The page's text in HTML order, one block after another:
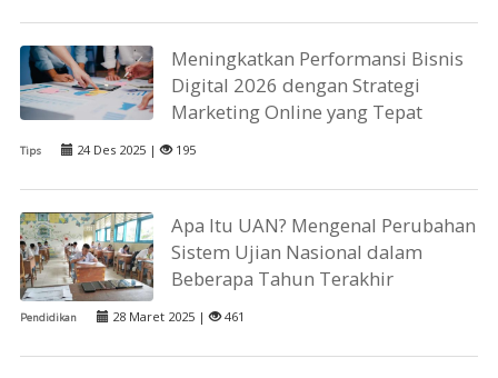
Meningkatkan Performansi Bisnis
Digital 2026 dengan Strategi
Marketing Online yang Tepat
Tips 24 Des 2025 | 195
Apa Itu UAN? Mengenal Perubahan
Sistem Ujian Nasional dalam
Beberapa Tahun Terakhir
Pendidikan 28 Maret 2025 | 461